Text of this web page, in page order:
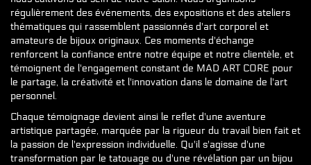
régulièrement des événements, des expositions et des ateliers
thématiques qui rassemblent passionnés d'art corporel et
amateurs de bijoux originaux. Ces moments d'échange
renforcent la confiance entre notre équipe et notre clientèle, et
témoignent de l'engagement constant de MAD ART CORE pour
le partage, la créativité et l'innovation dans le domaine de l'art
personnel.
Chaque témoignage devient ainsi le reflet d'une aventure
artistique partagée, marquée par la rigueur du travail bien fait et
la passion de l'expression individuelle. Qu'il s'agisse d'une
transformation par le tatouage ou d'une révélation par un bijou